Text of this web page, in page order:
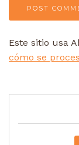
Este sitio usa
cómo se